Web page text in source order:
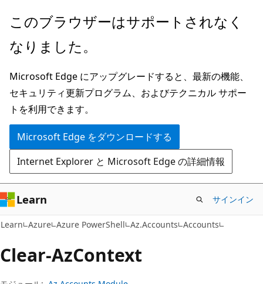
メ
ン
ン
テ
ン
ツ
に
ス
キ
ッ
プ
ペ
ジ
ナ
ビ
ゲ
ー
シ
ョ
ン
に
ス
キ
ッ
プ
このブラウザーはサポートされなく
なりました。
Microsoft Edge にアップグレードすると、最新の機能、
セキュリティ更新プログラム、およびテクニカル サポー
トを利用できます。
Microsoft Edge をダウンロードする
Internet Explorer と Microsoft Edge の詳細情報
Learn サインイン
Learn Azure Azure PowerShell Az.Accounts Accounts
Clear-AzContext